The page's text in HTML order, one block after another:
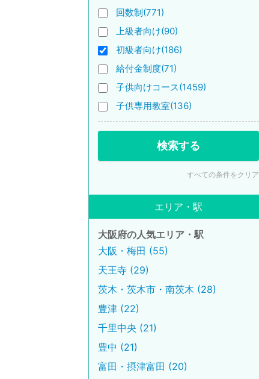
回数制(771)
上級者向け(90)
初級者向け(186)
給付金制度(71)
子供向けコース(1459)
子供専用教室(136)
検索する
すべての条件をクリア
エリア・駅
大阪府の人気エリア・駅
大阪・梅田 (55)
天王寺 (29)
茨木・茨木市・南茨木 (28)
豊津 (22)
千里中央 (21)
豊中 (21)
富田・摂津富田 (20)